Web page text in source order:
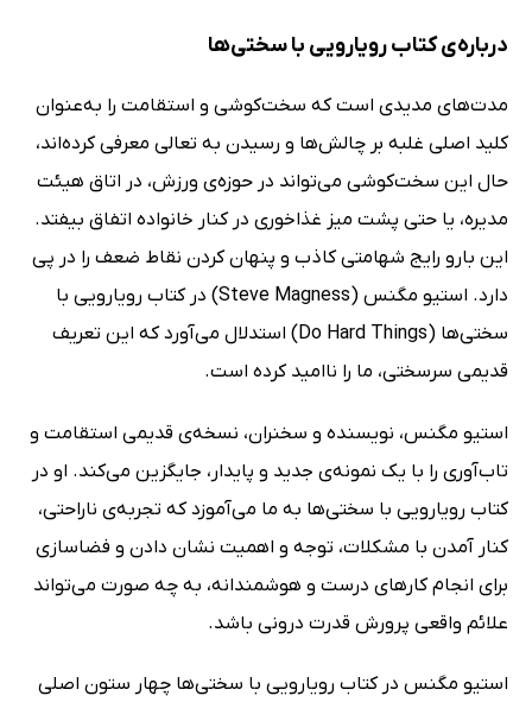
درباره‌ی کتاب رویارویی با سختی‌ها
مدت‌های مدیدی است که سخت‌کوشی و استقامت را به‌عنوان
کلید اصلی غلبه بر چالش‌ها و رسیدن به تعالی معرفی کرده‌اند،
حال این سخت‌کوشی می‌تواند در حوزه‌ی ورزش، در اتاق هیئت
مدیره، یا حتی پشت میز غذاخوری در کنار خانواده اتفاق بیفتد.
این بارو رایج شهامتی کاذب و پنهان کردن نقاط ضعف را در پی
دارد. استیو مگنس (Steve Magness) در کتاب رویارویی با
سختی‌ها (Do Hard Things) استدلال می‌آورد که این تعریف
قدیمی سرسختی، ما را ناامید کرده است.
استیو مگنس، نویسنده و سخنران، نسخه‌ی قدیمی استقامت و
تاب‌آوری را با یک نمونه‌ی جدید و پایدار، جایگزین می‌کند. او در
کتاب رویارویی با سختی‌ها به ما می‌آموزد که تجربه‌ی ناراحتی،
کنار آمدن با مشکلات، توجه و اهمیت نشان دادن و فضاسازی
برای انجام کارهای درست و هوشمندانه، به چه صورت می‌تواند
علائم واقعی پرورش قدرت درونی باشد.
استیو مگنس در کتاب رویارویی با سختی‌ها چهار ستون اصلی